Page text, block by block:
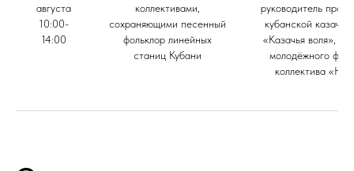
августа
10:00-
14:00
коллективами,
сохраняющими песенный
фольклор линейных
станиц Кубани
руководитель
кубанской
«Казачья воля»,
молодёжного
коллектива